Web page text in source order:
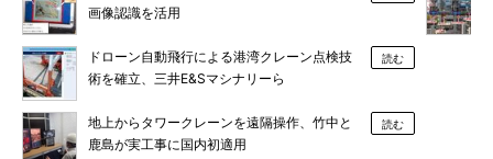
画像認識を活用
ドローン自動飛行による港湾クレーン点検技
術を確立、三井E&Sマシナリーら
読む
地上からタワークレーンを遠隔操作、竹中と
鹿島が実工事に国内初適用
読む